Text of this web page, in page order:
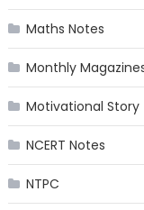
Maths Notes
Monthly
Motivational Story
NCERT Notes
NTPC